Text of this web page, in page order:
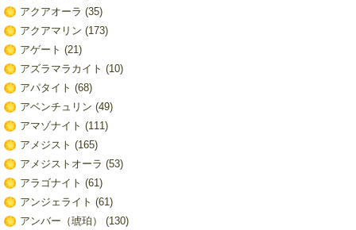
アクアオーラ (35)
アクアマリン (173)
アゲート (21)
アズラマラカイト (10)
アパタイト (68)
アベンチュリン (49)
アマゾナイト (111)
アメジスト (165)
アメジストオーラ (53)
アラゴナイト (61)
アンジェライト (61)
アンバー（琥珀）
(130)